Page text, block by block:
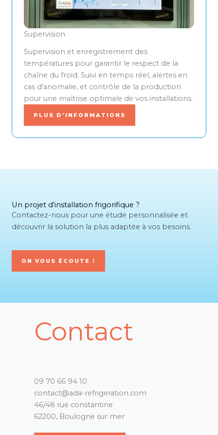
Supervision
Supervision et enregistrement des
températures pour garantir le respect de la
chaîne du froid. Suivi en temps réel, alertes en
cas d’anomalie, et contrôle de la production
pour une maîtrise optimale de vos installations.
PLUS D'INFORMATIONS
Un projet d’installation frigorifique ?
Contactez-nous pour une étude personnalisée et
découvrir la solution la plus adaptée à vos besoins.
ON VOUS ÉCOUTE !
Contact
09 70 66 94 10
contact@ada-refrigeration.com
46/48 rue constantine
62200, Boulogne sur mer